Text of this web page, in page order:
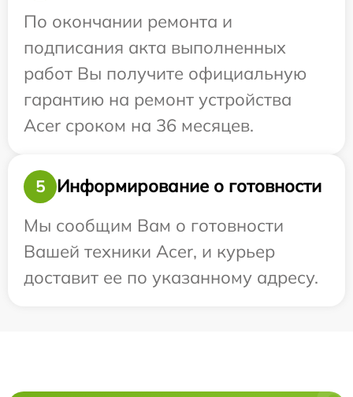
По окончании ремонта и
подписания акта выполненных
работ Вы получите официальную
гарантию на ремонт устройства
Acer сроком на 36 месяцев.
5
Информирование о готовности
Мы сообщим Вам о готовности
Вашей техники Acer, и курьер
доставит ее по указанному адресу.